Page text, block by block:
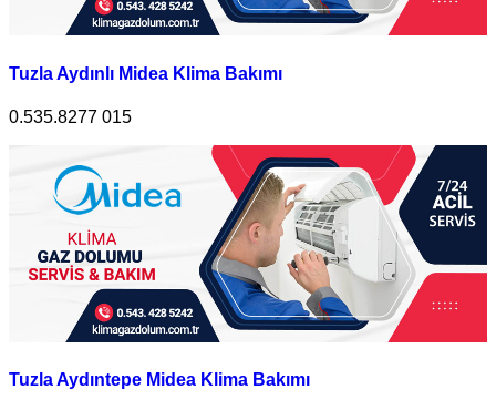
Tuzla Aydınlı Midea Klima Bakımı
0.535.8277 015
Tuzla Aydıntepe Midea Klima Bakımı